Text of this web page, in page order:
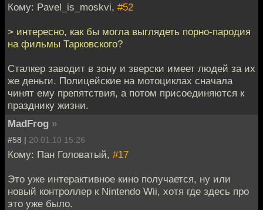
Кому: Pavel_is_moskvi, #52
> интересно, как бы могла выглядеть порно-пародия
на фильмы Тарковского?
Сталкер заводит в зону и зверски имеет людей за их
же деньги. Полицейские на мотоциклах сначала
чинят ему препятствия, а потом присоединяются к
празднику жизни.
MadFrog »
#58 | 20.01.10 15:26
Кому: Пан Головатый, #17
Это уже интерактивное кино получается, ну или
новый контроллер к Nintendo Wii, хотя где здесь про
это уже было.